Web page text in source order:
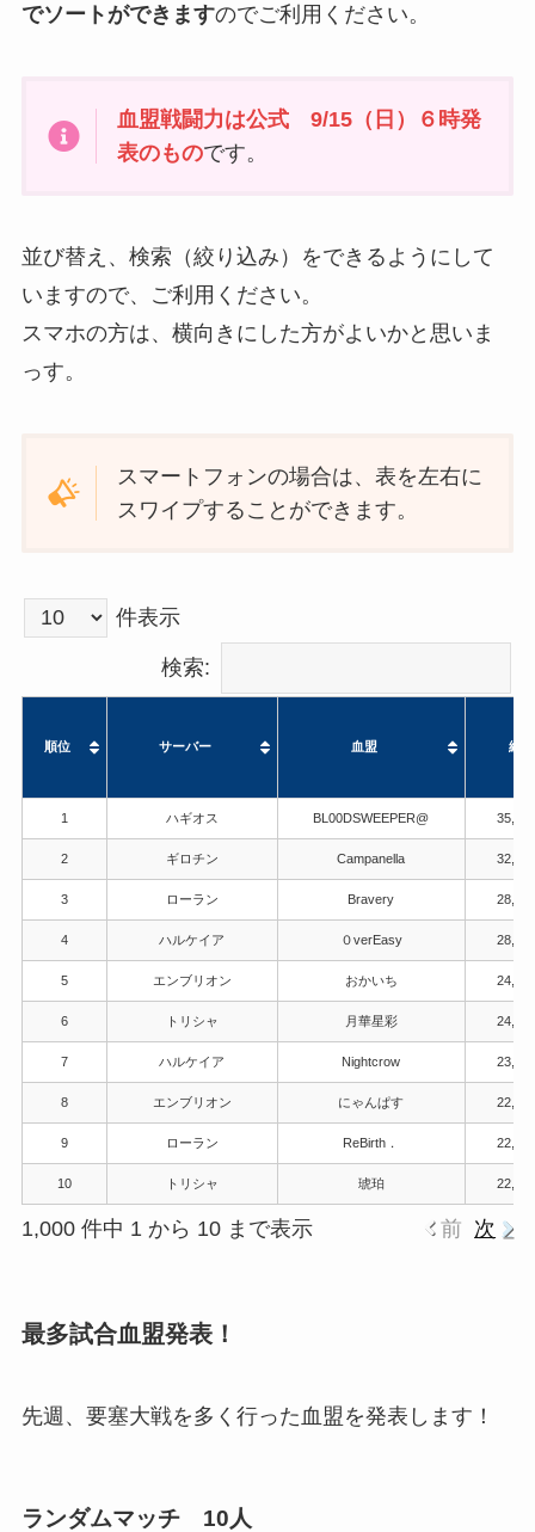
でソートができますのでご利用ください。
血盟戦闘力は公式 9/15（日）６時発
表のものです。
並び替え、検索（絞り込み）をできるようにして
いますので、ご利用ください。
スマホの方は、横向きにした方がよいかと思いま
っす。
スマートフォンの場合は、表を左右に
スワイプすることができます。
件表示
検索:
順位 サーバー 血盟 総
1 ハギオス BL00DSWEEPER@
2 ギロチン Campanella
3 ローラン Bravery
4 ハルケイア ０verEasy
5 エンブリオン おかいち
6 トリシャ 月華星彩
7 ハルケイア Nightcrow
8 エンブリオン にゃんぱす
9 ローラン ReBirth．
10 トリシャ 琥珀
1,000 件中 1 から 10 まで表示 前 次
最多試合血盟発表！
先週、要塞大戦を多く行った血盟を発表します！
ランダムマッチ 10人